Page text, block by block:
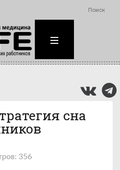
Поиск
сна
356